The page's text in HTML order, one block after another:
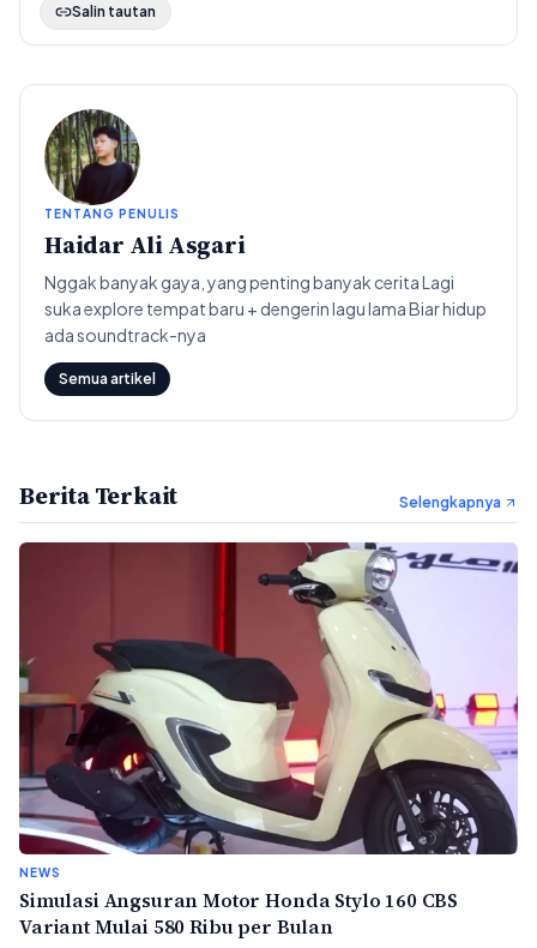
Salin tautan
TENTANG PENULIS
Haidar Ali Asgari
Nggak banyak gaya, yang penting banyak cerita Lagi
suka explore tempat baru + dengerin lagu lama Biar hidup
ada soundtrack-nya
Semua artikel
Berita Terkait Selengkapnya
NEWS
Simulasi Angsuran Motor Honda Stylo 160 CBS
Variant Mulai 580 Ribu per Bulan